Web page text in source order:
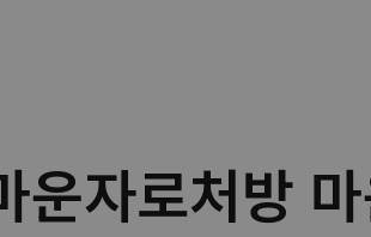
자로처방